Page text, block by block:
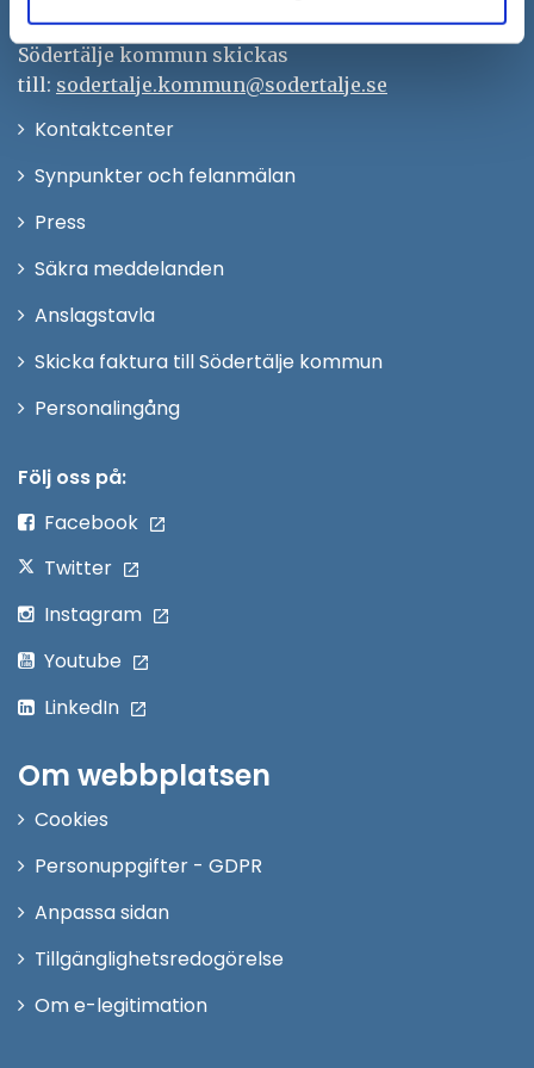
Remisser, beslut och meddelande/info till
Södertälje kommun skickas
till: sodertalje.kommun@sodertalje.se
KontaktcenterÖppna
Synpunkter och felanmälan
Press
fönster
Säkra meddelanden
Anslagstavla
Skicka faktura till Södertälje kommun
PersonalingångÖppna
Följ oss på:
Facebook
Twitter
Instagram
Youtube
LinkedIn
Om webbplatsen
Cookies
Personuppgifter - GDPR
Anpassa sidan
Tillgänglighetsredogörelse
Om e-legitimation